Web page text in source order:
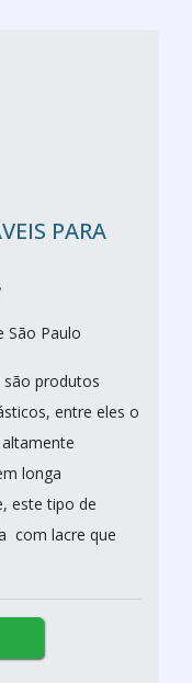
PARA
São Paulo
são produtos
entre eles o
longa
este tipo de
com lacre que